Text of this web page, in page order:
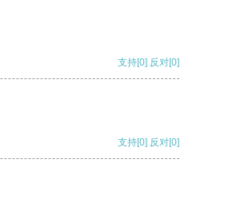
支持[0] 反对[0]
支持[0] 反对[0]